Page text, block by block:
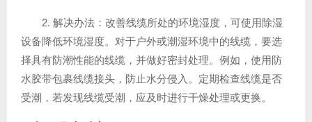
2. 解决办法：改善线缆所处的环境湿度，可使用除湿
设备降低环境湿度。对于户外或潮湿环境中的线缆，要选
择具有防潮性能的线缆，并做好密封处理。例如，使用防
水胶带包裹线缆接头，防止水分侵入。定期检查线缆是否
受潮，若发现线缆受潮，应及时进行干燥处理或更换。